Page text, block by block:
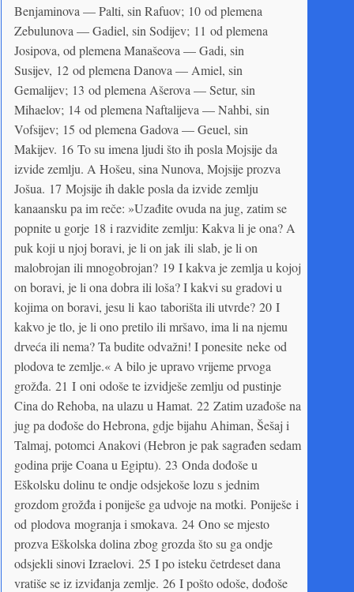
Benjaminova — Palti, sin Rafuov; 10 od plemena
Zebulunova — Gadiel, sin Sodijev; 11 od plemena
Josipova, od plemena Manašeova — Gadi, sin
Susijev, 12 od plemena Danova — Amiel, sin
Gemalijev; 13 od plemena Ašerova — Setur, sin
Mihaelov; 14 od plemena Naftalijeva — Nahbi, sin
Vofsijev; 15 od plemena Gadova — Geuel, sin
Makijev. 16 To su imena ljudi što ih posla Mojsije da
izvide zemlju. A Hošeu, sina Nunova, Mojsije prozva
Jošua. 17 Mojsije ih dakle posla da izvide zemlju
kanaansku pa im reče: »Uzađite ovuda na jug, zatim se
popnite u gorje 18 i razvidite zemlju: Kakva li je ona? A
puk koji u njoj boravi, je li on jak ili slab, je li on
malobrojan ili mnogobrojan? 19 I kakva je zemlja u kojoj
on boravi, je li ona dobra ili loša? I kakvi su gradovi u
kojima on boravi, jesu li kao taborišta ili utvrde? 20 I
kakvo je tlo, je li ono pretilo ili mršavo, ima li na njemu
drveća ili nema? Ta budite odvažni! I ponesite neke od
plodova te zemlje.« A bilo je upravo vrijeme prvoga
grožđa. 21 I oni odoše te izvidješe zemlju od pustinje
Cina do Rehoba, na ulazu u Hamat. 22 Zatim uzađoše na
jug pa dođoše do Hebrona, gdje bijahu Ahiman, Šešaj i
Talmaj, potomci Anakovi (Hebron je pak sagrađen sedam
godina prije Coana u Egiptu). 23 Onda dođoše u
Eškolsku dolinu te ondje odsjekoše lozu s jednim
grozdom grožđa i poniješe ga udvoje na motki. Poniješe i
od plodova mogranja i smokava. 24 Ono se mjesto
prozva Eškolska dolina zbog grozda što su ga ondje
odsjekli sinovi Izraelovi. 25 I po isteku četrdeset dana
vratiše se iz izviđanja zemlje. 26 I pošto odoše, dođoše